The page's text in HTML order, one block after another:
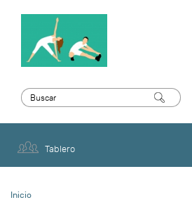
Tablero
Inicio